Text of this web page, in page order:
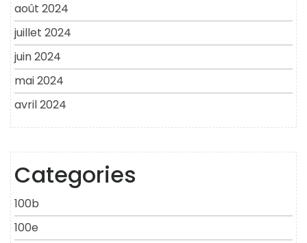
août 2024
juillet 2024
juin 2024
mai 2024
avril 2024
Categories
100b
100e